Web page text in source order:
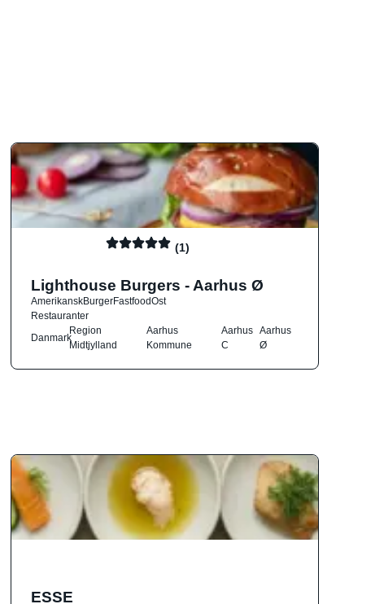
(1)
Lighthouse Burgers - Aarhus Ø
AmerikanskBurgerFastfoodOst
Restauranter
Danmark
Region
Midtjylland
Aarhus
Kommune
Aarhus
C
Aarhus
Ø
ESSE